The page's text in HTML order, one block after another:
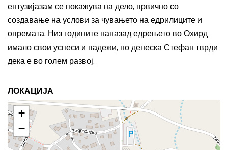
ентузијазам се покажува на дело, првично со
создавање на услови за чувањето на едрилиците и
опремата. Низ годините наназад едрењето во Охирд
имало свои успеси и падежи, но денеска Стефан тврди
дека е во голем развој.
ЛОКАЦИЈА
+
−